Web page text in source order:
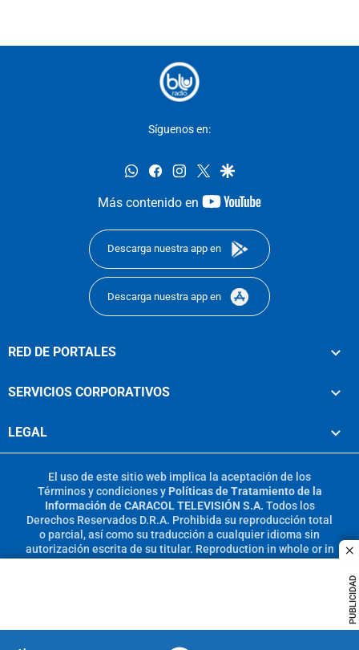
PUBLICIDAD
Síguenos en:
whatsappfacebookinstagram
twittergoogle
Más contenido en
youtube-
Descarga nuestra app en
Descarga nuestra app en
RED DE PORTALES
SERVICIOS CORPORATIVOS
LEGAL
El uso de este sitio web implica la aceptación de los
Términos y condicionesy Políticas de Tratamiento de la
Información de CARACOL TELEVISIÓN S.A. Todos los
Derechos Reservados D.R.A. Prohibida su reproducción total
o parcial, así como su traducción a cualquier idioma sin
autorización escrita de su titular. Reproduction in whole or in